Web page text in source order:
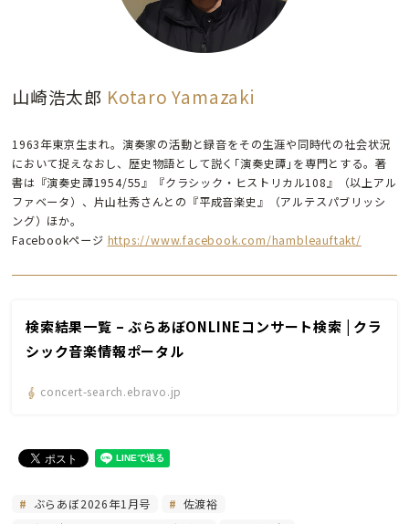
山崎浩太郎 Kotaro Yamazaki
1963年東京生まれ。演奏家の活動と録音をその生涯や同時代の社会状況
において捉えなおし、歴史物語として説く｢演奏史譚｣を専門とする。著
書は『演奏史譚1954/55』『クラシック・ヒストリカル108』（以上アル
ファベータ）、片山杜秀さんとの『平成音楽史』（アルテスパブリッシ
ング）ほか。
Facebookページ https://www.facebook.com/hambleauftakt/
検索結果一覧 – ぶらあぼONLINEコンサート検索 | クラ
シック音楽情報ポータル
concert-search.ebravo.jp
ぶらあぼ2026年1月号
佐渡裕